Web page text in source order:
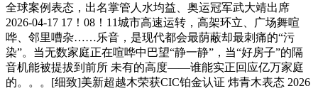
全球案例表态，出名掌管人水均益、奥运冠军武大靖出席
2026-04-17 17！08！11城市高速运转，高架环立、广场舞喧
哗、邻里嘈杂……乐音，是现代都会最荫蔽却最刺痛的“污
染”。当无数家庭正在喧哗中巴望“静一静”，当“好房子”的隔
音机能被提拔到前所 未有的高度——谁能实正回应亿万家庭
的。。。[细致]美新超越木荣获CIC铂金认证 炜青木表态 2026